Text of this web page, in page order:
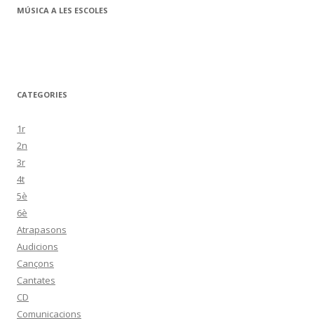
MÚSICA A LES ESCOLES
CATEGORIES
1r
2n
3r
4t
5è
6è
Atrapasons
Audicions
Cançons
Cantates
CD
Comunicacions